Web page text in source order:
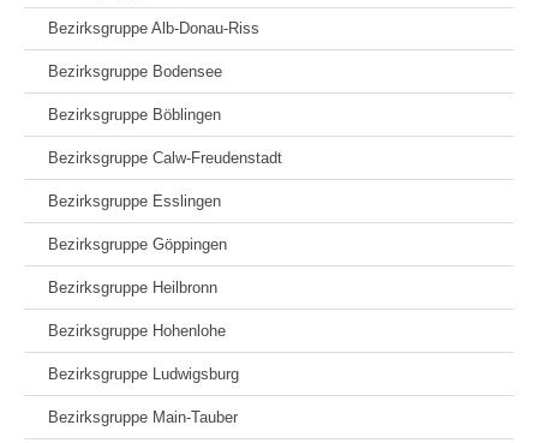
Bezirksgruppe Alb-Donau-Riss
Bezirksgruppe Bodensee
Bezirksgruppe Böblingen
Bezirksgruppe Calw-Freudenstadt
Bezirksgruppe Esslingen
Bezirksgruppe Göppingen
Bezirksgruppe Heilbronn
Bezirksgruppe Hohenlohe
Bezirksgruppe Ludwigsburg
Bezirksgruppe Main-Tauber